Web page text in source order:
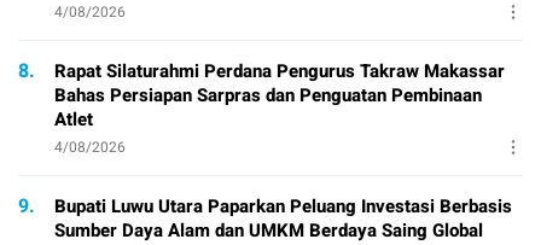
4/08/2026
8.
Rapat Silaturahmi Perdana Pengurus Takraw Makassar
Bahas Persiapan Sarpras dan Penguatan Pembinaan
Atlet
4/08/2026
9.
Bupati Luwu Utara Paparkan Peluang Investasi Berbasis
Sumber Daya Alam dan UMKM Berdaya Saing Global